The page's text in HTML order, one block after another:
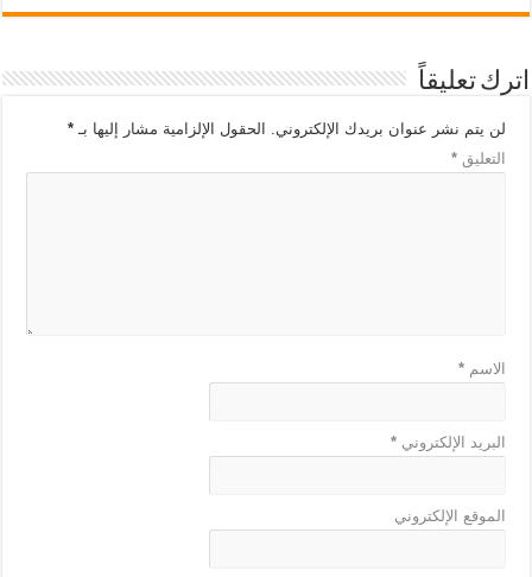
اترك تعليقاً
لن يتم نشر عنوان بريدك الإلكتروني. الحقول الإلزامية مشار إليها بـ*
التعليق*
الاسم*
البريد الإلكتروني*
الموقع الإلكتروني